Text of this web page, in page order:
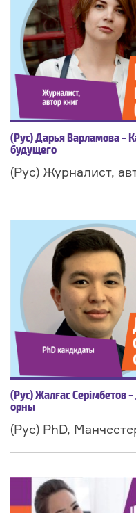
(Рус) Дарья Варламова –
будущего
(Рус) Журналист,
(Рус) Жалғас Серімбетов –
орны
(Рус) PhD,